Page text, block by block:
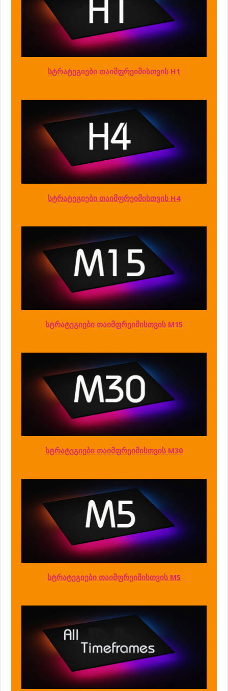
სტრატეგიები თაიმფრეიმისთვის H1
სტრატეგიები თაიმფრეიმისთვის H4
სტრატეგიები თაიმფრეიმისთვის M15
სტრატეგიები თაიმფრეიმისთვის M30
სტრატეგიები თაიმფრეიმისთვის M5